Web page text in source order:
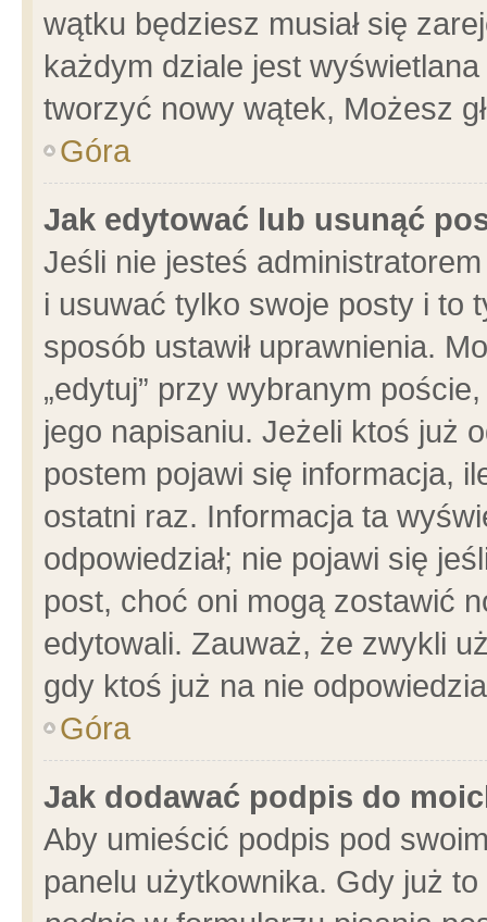
wątku będziesz musiał się
każdym dziale jest
tworzyć nowy wątek, Możesz
Góra
Jak edytować lub usunąć
Jeśli nie jesteś
i usuwać tylko swoje posty i to
sposób ustawił uprawnienia.
„edytuj” przy wybranym
jego napisaniu. Jeżeli ktoś już
postem pojawi się informacja,
ostatni raz. Informacja ta
odpowiedział; nie pojawi się
post, choć oni mogą zostawić
edytowali. Zauważ, że zwykli
gdy ktoś już na nie
Góra
Jak dodawać podpis do
Aby umieścić podpis pod
panelu użytkownika. Gdy już